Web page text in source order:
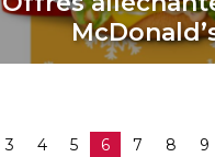
3 4 5 6 7 8 9